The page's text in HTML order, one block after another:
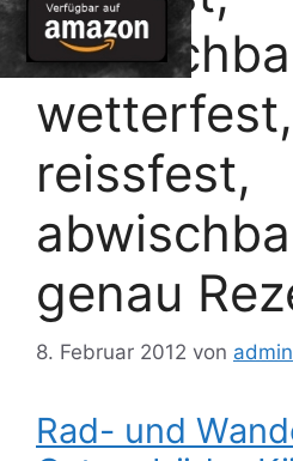
wetterfest,
reissfest,
genau
8. Februar 2012 von admin
Rad- und